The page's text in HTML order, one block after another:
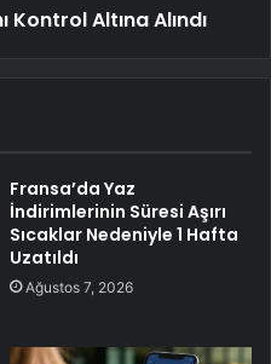
Kontrol Altına Alındı
Fransa’da Yaz
İndirimlerinin Süresi Aşırı
Sıcaklar Nedeniyle 1 Hafta
Uzatıldı
Ağustos 7, 2026